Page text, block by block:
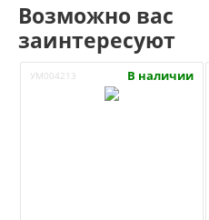
Возможно вас
заинтересуют
УМ004213 В наличии